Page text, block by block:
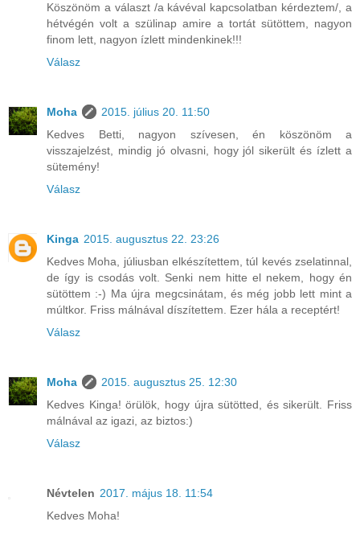
Köszönöm a választ /a kávéval kapcsolatban kérdeztem/, a
hétvégén volt a szülinap amire a tortát sütöttem, nagyon
finom lett, nagyon ízlett mindenkinek!!!
Válasz
Moha
2015. július 20. 11:50
Kedves Betti, nagyon szívesen, én köszönöm a
visszajelzést, mindig jó olvasni, hogy jól sikerült és ízlett a
sütemény!
Válasz
Kinga 2015. augusztus 22. 23:26
Kedves Moha, júliusban elkészítettem, túl kevés zselatinnal,
de így is csodás volt. Senki nem hitte el nekem, hogy én
sütöttem :-) Ma újra megcsinátam, és még jobb lett mint a
múltkor. Friss málnával díszítettem. Ezer hála a receptért!
Válasz
Moha
2015. augusztus 25. 12:30
Kedves Kinga! örülök, hogy újra sütötted, és sikerült. Friss
málnával az igazi, az biztos:)
Válasz
Névtelen 2017. május 18. 11:54
Kedves Moha!